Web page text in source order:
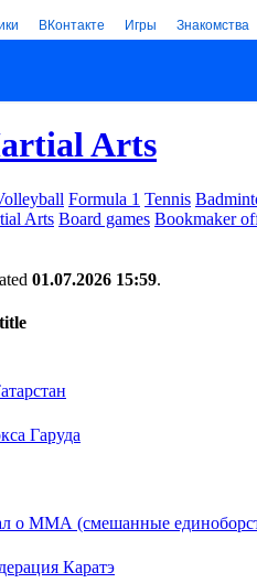
ВКонтакте Игры Знакомства
Arts
Formula 1 Tennis
Arts Board games Bookmaker
01.07.2026 15:59.
Гаруда
о ММА (смешанные
Каратэ